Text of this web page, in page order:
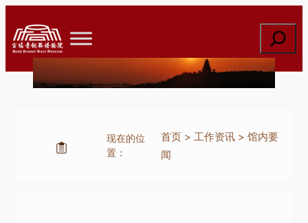
至
内
索
现在的位
置：
首页> 工作资讯> 馆内要
闻